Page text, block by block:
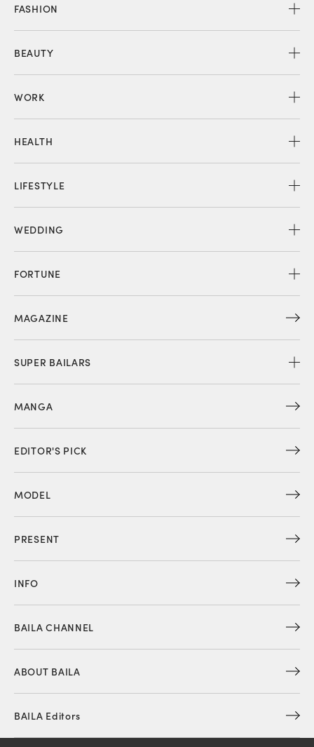
FASHION
BEAUTY
WORK
HEALTH
LIFESTYLE
WEDDING
FORTUNE
MAGAZINE
SUPER BAILARS
MANGA
EDITOR'S PICK
MODEL
PRESENT
INFO
BAILA CHANNEL
ABOUT BAILA
BAILA Editors